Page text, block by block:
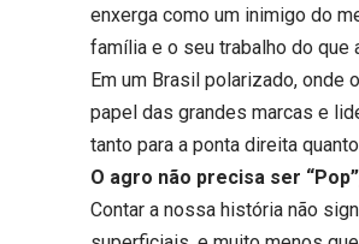
enxerga como um inimigo do
família e o seu trabalho do
Em um Brasil polarizado,
papel das grandes marcas e
tanto para a ponta direita
O agro não precisa ser
Contar a nossa história não